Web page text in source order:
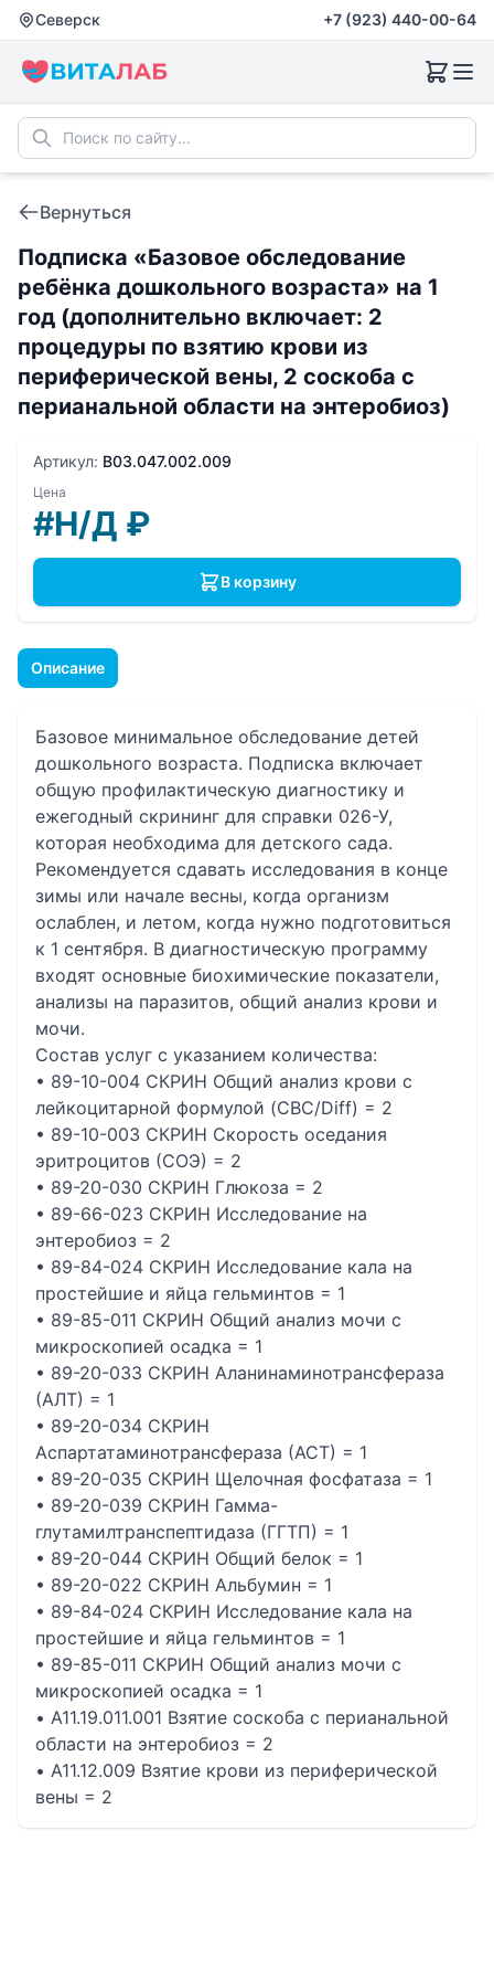
Северск +7 (923) 440-00-64
Вернуться
Подписка «Базовое обследование
ребёнка дошкольного возраста» на 1
год (дополнительно включает: 2
процедуры по взятию крови из
периферической вены, 2 соскоба с
перианальной области на энтеробиоз)
Описание
Базовое минимальное обследование детей
дошкольного возраста. Подписка включает
общую профилактическую диагностику и
ежегодный скрининг для справки 026-У,
которая необходима для детского сада.
Рекомендуется сдавать исследования в конце
зимы или начале весны, когда организм
ослаблен, и летом, когда нужно подготовиться
к 1 сентября. В диагностическую программу
входят основные биохимические показатели,
анализы на паразитов, общий анализ крови и
мочи.
Состав услуг с указанием количества:
• 89-10-004 СКРИН Общий анализ крови c
лейкоцитарной формулой (CBC/Diff) = 2
• 89-10-003 СКРИН Скорость оседания
эритроцитов (СОЭ) = 2
• 89-20-030 СКРИН Глюкоза = 2
• 89-66-023 СКРИН Исследование на
энтеробиоз = 2
• 89-84-024 СКРИН Исследование кала на
простейшие и яйца гельминтов = 1
• 89-85-011 СКРИН Общий анализ мочи с
микроскопией осадка = 1
• 89-20-033 СКРИН Аланинаминотрансфераза
(АЛТ) = 1
• 89-20-034 СКРИН
Аспартатаминотрансфераза (АСТ) = 1
• 89-20-035 СКРИН Щелочная фосфатаза = 1
• 89-20-039 СКРИН Гамма-
глутамилтранспептидаза (ГГТП) = 1
• 89-20-044 СКРИН Общий белок = 1
• 89-20-022 СКРИН Альбумин = 1
• 89-84-024 СКРИН Исследование кала на
простейшие и яйца гельминтов = 1
• 89-85-011 СКРИН Общий анализ мочи с
микроскопией осадка = 1
• A11.19.011.001 Взятие соскоба с перианальной
области на энтеробиоз = 2
• A11.12.009 Взятие крови из периферической
вены = 2
Артикул: B03.047.002.009
Цена
#Н/Д ₽
В корзину